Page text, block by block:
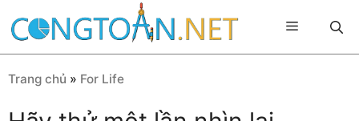
đến
Menu
Trang chủ » For Life